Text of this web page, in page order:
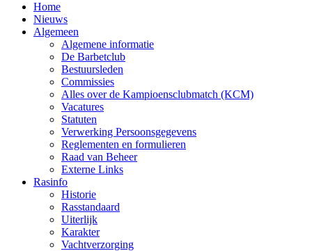
Home
Nieuws
Algemeen
Algemene informatie
De Barbetclub
Bestuursleden
Commissies
Alles over de Kampioensclubmatch (KCM)
Vacatures
Statuten
Verwerking Persoonsgegevens
Reglementen en formulieren
Raad van Beheer
Externe Links
Rasinfo
Historie
Rasstandaard
Uiterlijk
Karakter
Vachtverzorging